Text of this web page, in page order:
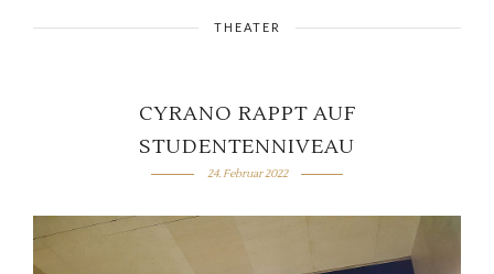
THEATER
CYRANO RAPPT AUF
STUDENTENNIVEAU
24. Februar 2022